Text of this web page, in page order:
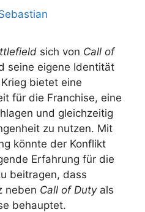
sich von Call of
seine eigene Identität
bietet eine
für die Franchise, eine
und gleichzeitig
zu nutzen. Mit
könnte der Konflikt
Erfahrung für die
beitragen, dass
neben Call of Dutyals
behauptet.